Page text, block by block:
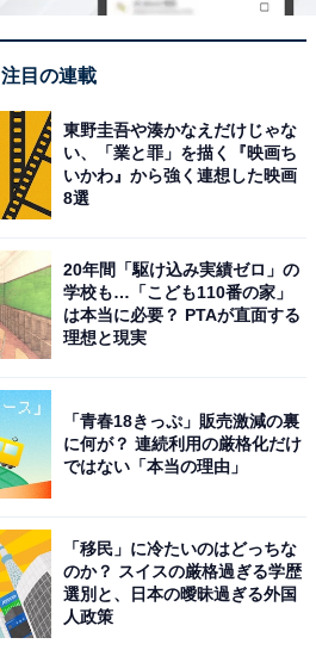
注目の連載
東野圭吾や湊かなえだけじゃな
い、「業と罪」を描く『映画ち
いかわ』から強く連想した映画
8選
20年間「駆け込み実績ゼロ」の
学校も…「こども110番の家」
は本当に必要？ PTAが直面する
理想と現実
「青春18きっぷ」販売激減の裏
に何が？ 連続利用の厳格化だけ
ではない「本当の理由」
「移民」に冷たいのはどっちな
のか？ スイスの厳格過ぎる学歴
選別と、日本の曖昧過ぎる外国
人政策